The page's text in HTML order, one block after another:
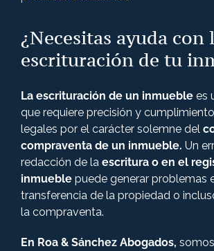
¿Necesitas ayuda con
escrituración de tu
La escrituración de un inmueble es
que requiere precisión y
legales por el carácter solemne del
compraventa de un inmueble. Un
redacción de la escritura o en el
inmueble puede generar problemas
transferencia de la propiedad o
la compraventa.
En Roa & Sánchez Abogados,